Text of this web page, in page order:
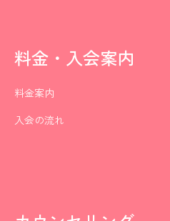
料金・入会案内
料金案内
入会の流れ